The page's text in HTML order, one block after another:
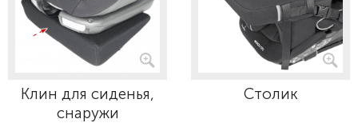
Клин для сиденья,
снаружи
Столик